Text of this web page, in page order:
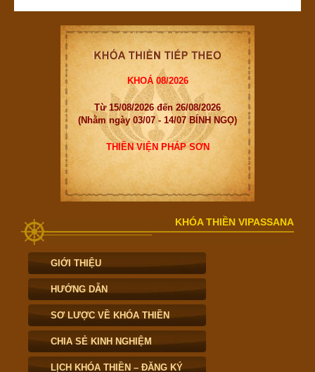
KHOÁ 08/2026
Từ 15/08/2026 đến 26/08/2026
(Nhằm ngày 03/07 - 14/07 BÍNH NGỌ)
THIỀN VIỆN PHÁP SƠN
KHÓA THIỀN VIPASSANA
GIỚI THIỆU
HƯỚNG DẪN
SƠ LƯỢC VỀ KHÓA THIỀN
CHIA SẺ KINH NGHIỆM
LỊCH KHÓA THIỀN – ĐĂNG KÝ